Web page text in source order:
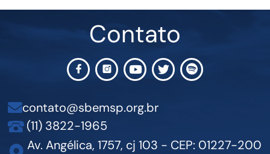
Contato
contato@sbemsp.org.br
(11) 3822-1965
Av. Angélica, 1757, cj 103 - CEP: 01227-200